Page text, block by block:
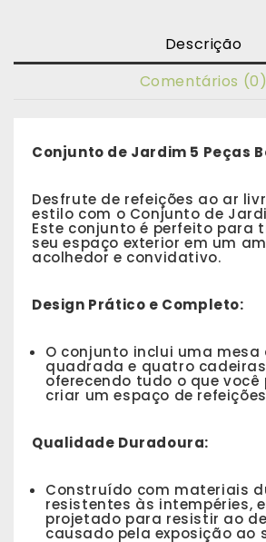
Descrição
Comentários (0)
Conjunto de Jardim 5 Peças
Desfrute de refeições ao ar
estilo com o Conjunto de
Este conjunto é perfeito para
seu espaço exterior em um
acolhedor e convidativo.
Design Prático e Completo:
O conjunto inclui uma
quadrada e quatro
oferecendo tudo o que você
criar um espaço de
Qualidade Duradoura:
Construído com materiais
resistentes às intempéries,
projetado para resistir ao
causado pela exposição ao